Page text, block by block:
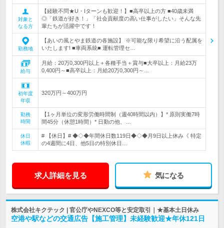
対象と
なる方
【経験不問★U・Iターンも歓迎！】■高卒以上の方 ■40歳未満
◎「鉄道が好き！」「社会貢献度の高い仕事がしたい」そんな先
輩たちが活躍中です！
勤務地
【あいの風とやま鉄道の各施設】 ※可能な限り希望に沿う配属を
いたします! ■車両系統■ 運転管理セ…
給与
月給：20万0,300円以上＋各種手当＋賞与■大卒以上：月給23万
0,400円～■高卒以上：月給20万0,300円～…
初年度
年収
320万円～400万円
勤務
時間
【1ヶ月単位の変形労働時間制（週40時間以内）】* 原則実働7時
間45分（休憩1時間）* 日勤の他、…
休日
休暇
# 【休日】# ◆◇◆年間休日数119日◆◇◆月9日以上休み《 特定
の4週間に4日、他5日の特別休日…
求人詳細を見る 気になる
株式会社キクテック | 官公庁やNEXCO等と安定取引｜★基本土日休み
空港や駅などの交通広告【施工管理】未経験歓迎★年休121日